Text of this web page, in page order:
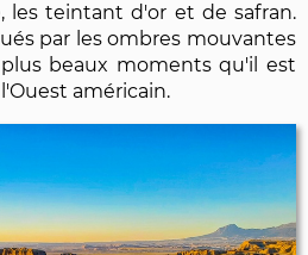
les teintant d'or et de safran.
par les ombres mouvantes
beaux moments qu'il est
américain.